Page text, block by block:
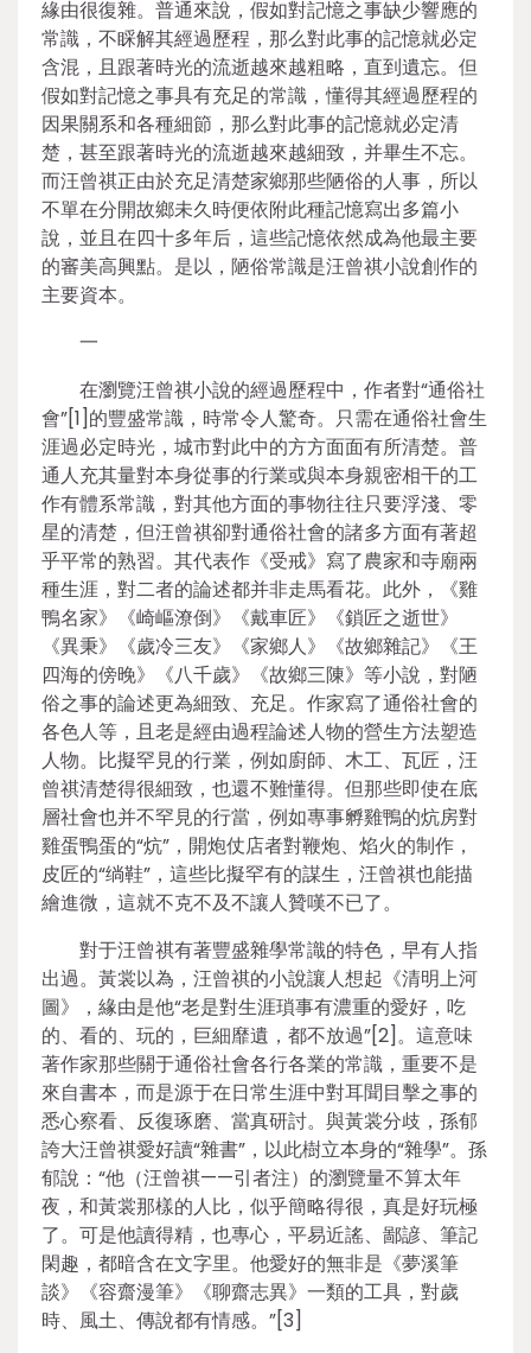
緣由很復雜。普通來說，假如對記憶之事缺少響應的
常識，不睬解其經過歷程，那么對此事的記憶就必定
含混，且跟著時光的流逝越來越粗略，直到遺忘。但
假如對記憶之事具有充足的常識，懂得其經過歷程的
因果關系和各種細節，那么對此事的記憶就必定清
楚，甚至跟著時光的流逝越來越細致，并畢生不忘。
而汪曾祺正由於充足清楚家鄉那些陋俗的人事，所以
不單在分開故鄉未久時便依附此種記憶寫出多篇小
說，並且在四十多年后，這些記憶依然成為他最主要
的審美高興點。是以，陋俗常識是汪曾祺小說創作的
主要資本。
一
在瀏覽汪曾祺小說的經過歷程中，作者對“通俗社
會”[1]的豐盛常識，時常令人驚奇。只需在通俗社會生
涯過必定時光，城市對此中的方方面面有所清楚。普
通人充其量對本身從事的行業或與本身親密相干的工
作有體系常識，對其他方面的事物往往只要浮淺、零
星的清楚，但汪曾祺卻對通俗社會的諸多方面有著超
乎平常的熟習。其代表作《受戒》寫了農家和寺廟兩
種生涯，對二者的論述都并非走馬看花。此外，《雞
鴨名家》《崎嶇潦倒》《戴車匠》《鎖匠之逝世》
《異秉》《歲冷三友》《家鄉人》《故鄉雜記》《王
四海的傍晚》《八千歲》《故鄉三陳》等小說，對陋
俗之事的論述更為細致、充足。作家寫了通俗社會的
各色人等，且老是經由過程論述人物的營生方法塑造
人物。比擬罕見的行業，例如廚師、木工、瓦匠，汪
曾祺清楚得很細致，也還不難懂得。但那些即使在底
層社會也并不罕見的行當，例如專事孵雞鴨的炕房對
雞蛋鴨蛋的“炕”，開炮仗店者對鞭炮、焰火的制作，
皮匠的“绱鞋”，這些比擬罕有的謀生，汪曾祺也能描
繪進微，這就不克不及不讓人贊嘆不已了。
對于汪曾祺有著豐盛雜學常識的特色，早有人指
出過。黃裳以為，汪曾祺的小說讓人想起《清明上河
圖》，緣由是他“老是對生涯瑣事有濃重的愛好，吃
的、看的、玩的，巨細靡遺，都不放過”[2]。這意味
著作家那些關于通俗社會各行各業的常識，重要不是
來自書本，而是源于在日常生涯中對耳聞目擊之事的
悉心察看、反復琢磨、當真研討。與黃裳分歧，孫郁
誇大汪曾祺愛好讀“雜書”，以此樹立本身的“雜學”。孫
郁說：“他（汪曾祺——引者注）的瀏覽量不算太年
夜，和黃裳那樣的人比，似乎簡略得很，真是好玩極
了。可是他讀得精，也專心，平易近謠、鄙諺、筆記
閑趣，都暗含在文字里。他愛好的無非是《夢溪筆
談》《容齋漫筆》《聊齋志異》一類的工具，對歲
時、風土、傳說都有情感。”[3]